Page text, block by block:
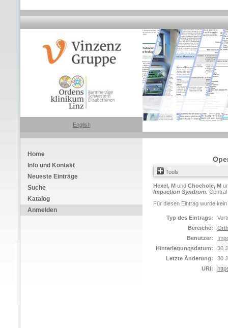
English
Home
Info und Kontakt
Neueste Einträge
Suche
Katalog
Anmelden
Tools
Hexel, M und Chochole, M
Impaction Syndrom.
Für diesen Eintrag wurde
Typ des Eintrags:
Bereiche:
Benutzer:
Hinterlegungsdatum:
30
Letzte Änderung:
30
URI: